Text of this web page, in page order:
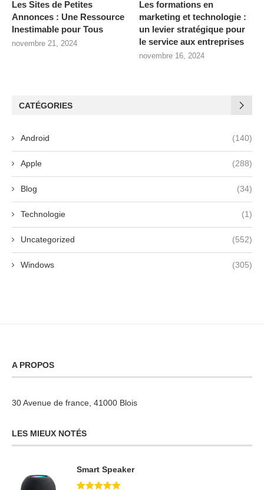
Les Sites de Petites
Annonces : Une Ressource
Inestimable pour Tous
novembre 21, 2024
Les formations en
marketing et technologie :
un levier stratégique pour
le service aux entreprises
novembre 16, 2024
CATÉGORIES
Android (140)
Apple (288)
Blog (34)
Technologie (1)
Uncategorized (552)
Windows (305)
A PROPOS
30 Avenue de france, 41000 Blois
LES MIEUX NOTÉS
Smart Speaker